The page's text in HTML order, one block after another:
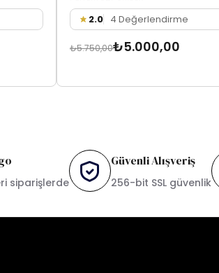
2.0 4 Değerlendirme
₺5.750,00₺5.000,00
siparişlerde
Güvenli Alışveriş
256-bit SSL güvenlik